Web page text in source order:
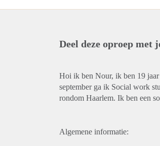
Deel deze oproep met
Hoi ik ben Nour, ik ben 19
september ga ik Social work
rondom Haarlem. Ik ben een
Algemene informatie: